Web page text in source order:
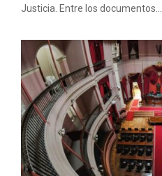
Justicia. Entre los documentos...